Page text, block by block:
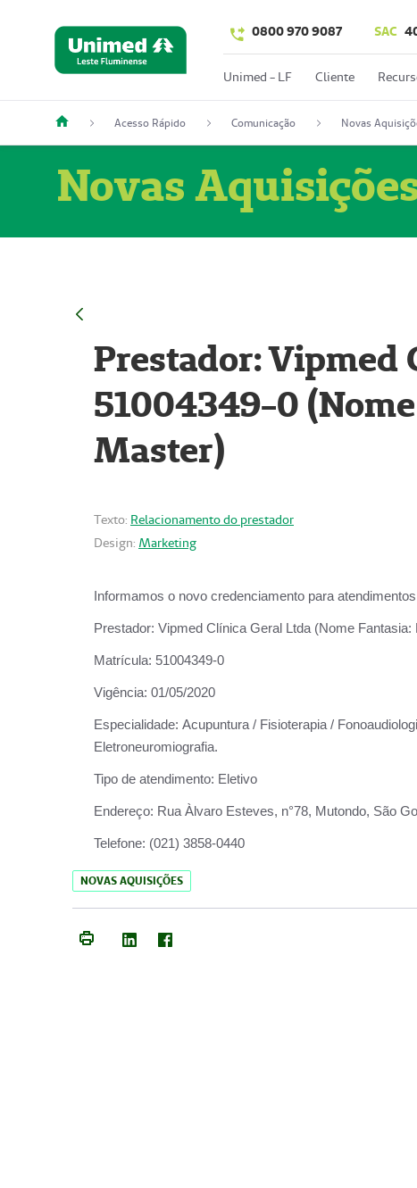
0800 970 9087 SAC
Unimed - LF Cliente
Acesso Rápido Comunicação Novas
Novas
Prestador: Vipmed
51004349-0
Master)
Texto: Relacionamento do prestador
Design: Marketing
Informamos o novo credenciamento para
Prestador: Vipmed Clínica Geral Ltda (Nome Fantasia:
Matrícula: 51004349-0
Vigência: 01/05/2020
Especialidade: Acupuntura / Fisioterapia /
Eletroneuromiografia.
Tipo de atendimento: Eletivo
Endereço: Rua Àlvaro Esteves, n°78, Mutondo, São
Telefone: (021) 3858-0440
NOVAS AQUISIÇÕES